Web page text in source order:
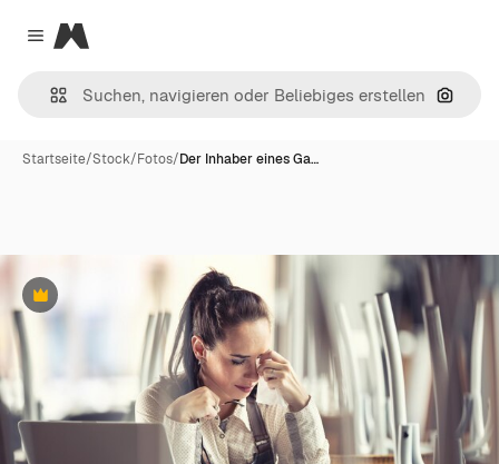
Close menu
Magnific
Nach
Startseite/Stock/Fotos/Der Inhaber eines Ga…
Premium